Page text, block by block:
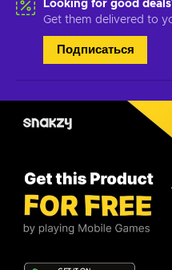
Looking for good
Get them delivered to
Подписаться